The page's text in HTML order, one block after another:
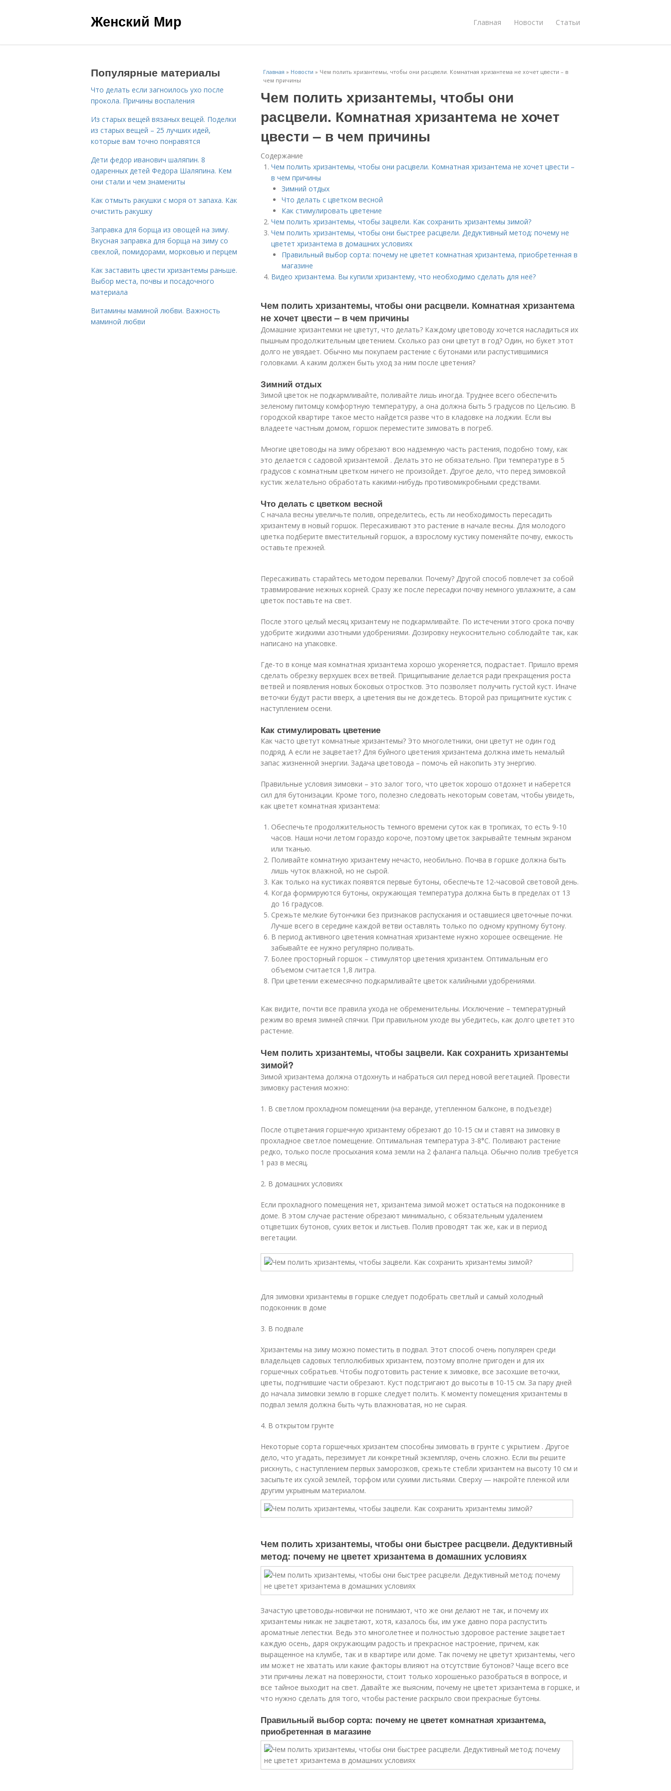
Женский Мир Главная Новости Статьи
Главная » Новости » Чем полить хризантемы, чтобы они расцвели. Комнатная хризантема не хочет цвести – в
чем причины
Чем полить хризантемы, чтобы они
расцвели. Комнатная хризантема не хочет
цвести – в чем причины
Содержание
Чем полить хризантемы, чтобы они расцвели. Комнатная хризантема не хочет цвести –
в чем причины
Зимний отдых
Что делать с цветком весной
Как стимулировать цветение
Чем полить хризантемы, чтобы зацвели. Как сохранить хризантемы зимой?
Чем полить хризантемы, чтобы они быстрее расцвели. Дедуктивный метод: почему не
цветет хризантема в домашних условиях
Правильный выбор сорта: почему не цветет комнатная хризантема, приобретенная в
магазине
Видео хризантема. Вы купили хризантему, что необходимо сделать для неё?
Чем полить хризантемы, чтобы они расцвели. Комнатная хризантема
не хочет цвести – в чем причины
Домашние хризантемки не цветут, что делать? Каждому цветоводу хочется насладиться их
пышным продолжительным цветением. Сколько раз они цветут в год? Один, но букет этот
долго не увядает. Обычно мы покупаем растение с бутонами или распустившимися
головками. А каким должен быть уход за ним после цветения?
Зимний отдых
Зимой цветок не подкармливайте, поливайте лишь иногда. Труднее всего обеспечить
зеленому питомцу комфортную температуру, а она должна быть 5 градусов по Цельсию. В
городской квартире такое место найдется разве что в кладовке на лоджии. Если вы
владеете частным домом, горшок переместите зимовать в погреб.
Многие цветоводы на зиму обрезают всю надземную часть растения, подобно тому, как
это делается с садовой хризантемой . Делать это не обязательно. При температуре в 5
градусов с комнатным цветком ничего не произойдет. Другое дело, что перед зимовкой
кустик желательно обработать какими-нибудь противомикробными средствами.
Что делать с цветком весной
С начала весны увеличьте полив, определитесь, есть ли необходимость пересадить
хризантему в новый горшок. Пересаживают это растение в начале весны. Для молодого
цветка подберите вместительный горшок, а взрослому кустику поменяйте почву, емкость
оставьте прежней.
Пересаживать старайтесь методом перевалки. Почему? Другой способ повлечет за собой
травмирование нежных корней. Сразу же после пересадки почву немного увлажните, а сам
цветок поставьте на свет.
После этого целый месяц хризантему не подкармливайте. По истечении этого срока почву
удобрите жидкими азотными удобрениями. Дозировку неукоснительно соблюдайте так, как
написано на упаковке.
Где-то в конце мая комнатная хризантема хорошо укореняется, подрастает. Пришло время
сделать обрезку верхушек всех ветвей. Прищипывание делается ради прекращения роста
ветвей и появления новых боковых отростков. Это позволяет получить густой куст. Иначе
веточки будут расти вверх, а цветения вы не дождетесь. Второй раз прищипните кустик с
наступлением осени.
Как стимулировать цветение
Как часто цветут комнатные хризантемы? Это многолетники, они цветут не один год
подряд. А если не зацветает? Для буйного цветения хризантема должна иметь немалый
запас жизненной энергии. Задача цветовода – помочь ей накопить эту энергию.
Правильные условия зимовки – это залог того, что цветок хорошо отдохнет и наберется
сил для бутонизации. Кроме того, полезно следовать некоторым советам, чтобы увидеть,
как цветет комнатная хризантема:
Обеспечьте продолжительность темного времени суток как в тропиках, то есть 9-10
часов. Наши ночи летом гораздо короче, поэтому цветок закрывайте темным экраном
или тканью.
Поливайте комнатную хризантему нечасто, необильно. Почва в горшке должна быть
лишь чуток влажной, но не сырой.
Как только на кустиках появятся первые бутоны, обеспечьте 12-часовой световой день.
Когда формируются бутоны, окружающая температура должна быть в пределах от 13
до 16 градусов.
Срежьте мелкие бутончики без признаков распускания и оставшиеся цветочные почки.
Лучше всего в середине каждой ветви оставлять только по одному крупному бутону.
В период активного цветения комнатная хризантеме нужно хорошее освещение. Не
забывайте ее нужно регулярно поливать.
Более просторный горшок – стимулятор цветения хризантем. Оптимальным его
объемом считается 1,8 литра.
При цветении ежемесячно подкармливайте цветок калийными удобрениями.
Как видите, почти все правила ухода не обременительны. Исключение – температурный
режим во время зимней спячки. При правильном уходе вы убедитесь, как долго цветет это
растение.
Чем полить хризантемы, чтобы зацвели. Как сохранить хризантемы
зимой?
Зимой хризантема должна отдохнуть и набраться сил перед новой вегетацией. Провести
зимовку растения можно:
1. В светлом прохладном помещении (на веранде, утепленном балконе, в подъезде)
После отцветания горшечную хризантему обрезают до 10-15 см и ставят на зимовку в
прохладное светлое помещение. Оптимальная температура 3-8°C. Поливают растение
редко, только после просыхания кома земли на 2 фаланга пальца. Обычно полив требуется
1 раз в месяц.
2. В домашних условиях
Если прохладного помещения нет, хризантема зимой может остаться на подоконнике в
доме. В этом случае растение обрезают минимально, с обязательным удалением
отцветших бутонов, сухих веток и листьев. Полив проводят так же, как и в период
вегетации.
Для зимовки хризантемы в горшке следует подобрать светлый и самый холодный
подоконник в доме
3. В подвале
Хризантемы на зиму можно поместить в подвал. Этот способ очень популярен среди
владельцев садовых теплолюбивых хризантем, поэтому вполне пригоден и для их
горшечных собратьев. Чтобы подготовить растение к зимовке, все засохшие веточки,
цветы, подгнившие части обрезают. Куст подстригают до высоты в 10-15 см. За пару дней
до начала зимовки землю в горшке следует полить. К моменту помещения хризантемы в
подвал земля должна быть чуть влажноватая, но не сырая.
4. В открытом грунте
Некоторые сорта горшечных хризантем способны зимовать в грунте с укрытием . Другое
дело, что угадать, перезимует ли конкретный экземпляр, очень сложно. Если вы решите
рискнуть, с наступлением первых заморозков, срежьте стебли хризантем на высоту 10 см и
засыпьте их сухой землей, торфом или сухими листьями. Сверху — накройте пленкой или
другим укрывным материалом.
Чем полить хризантемы, чтобы они быстрее расцвели. Дедуктивный
метод: почему не цветет хризантема в домашних условиях
Зачастую цветоводы-новички не понимают, что же они делают не так, и почему их
хризантемы никак не зацветают, хотя, казалось бы, им уже давно пора распустить
ароматные лепестки. Ведь это многолетнее и полностью здоровое растение зацветает
каждую осень, даря окружающим радость и прекрасное настроение, причем, как
выращенное на клумбе, так и в квартире или доме. Так почему не цветут хризантемы, чего
им может не хватать или какие факторы влияют на отсутствие бутонов? Чаще всего все
эти причины лежат на поверхности, стоит только хорошенько разобраться в вопросе, и
все тайное выходит на свет. Давайте же выясним, почему не цветет хризантема в горшке, и
что нужно сделать для того, чтобы растение раскрыло свои прекрасные бутоны.
Правильный выбор сорта: почему не цветет комнатная хризантема,
приобретенная в магазине
Популярные материалы
Что делать если загноилось ухо после
прокола. Причины воспаления
Из старых вещей вязаных вещей. Поделки
из старых вещей – 25 лучших идей,
которые вам точно понравятся
Дети федор иванович шаляпин. 8
одаренных детей Федора Шаляпина. Кем
они стали и чем знамениты
Как отмыть ракушки с моря от запаха. Как
очистить ракушку
Заправка для борща из овощей на зиму.
Вкусная заправка для борща на зиму со
свеклой, помидорами, морковью и перцем
Как заставить цвести хризантемы раньше.
Выбор места, почвы и посадочного
материала
Витамины маминой любви. Важность
маминой любви